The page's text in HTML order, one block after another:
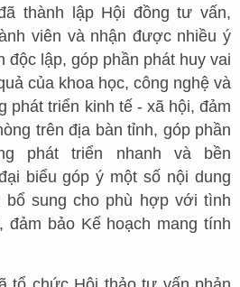
thành lập Hội đồng tư vấn,
viên và nhận được nhiều ý
độc lập, góp phần phát huy vai
của khoa học, công nghệ và
phát triển kinh tế - xã hội, đảm
trên địa bàn tỉnh, góp phần
phát triển nhanh và bền
biểu góp ý một số nội dung
sung cho phù hợp với tình
đảm bảo Kế hoạch mang tính